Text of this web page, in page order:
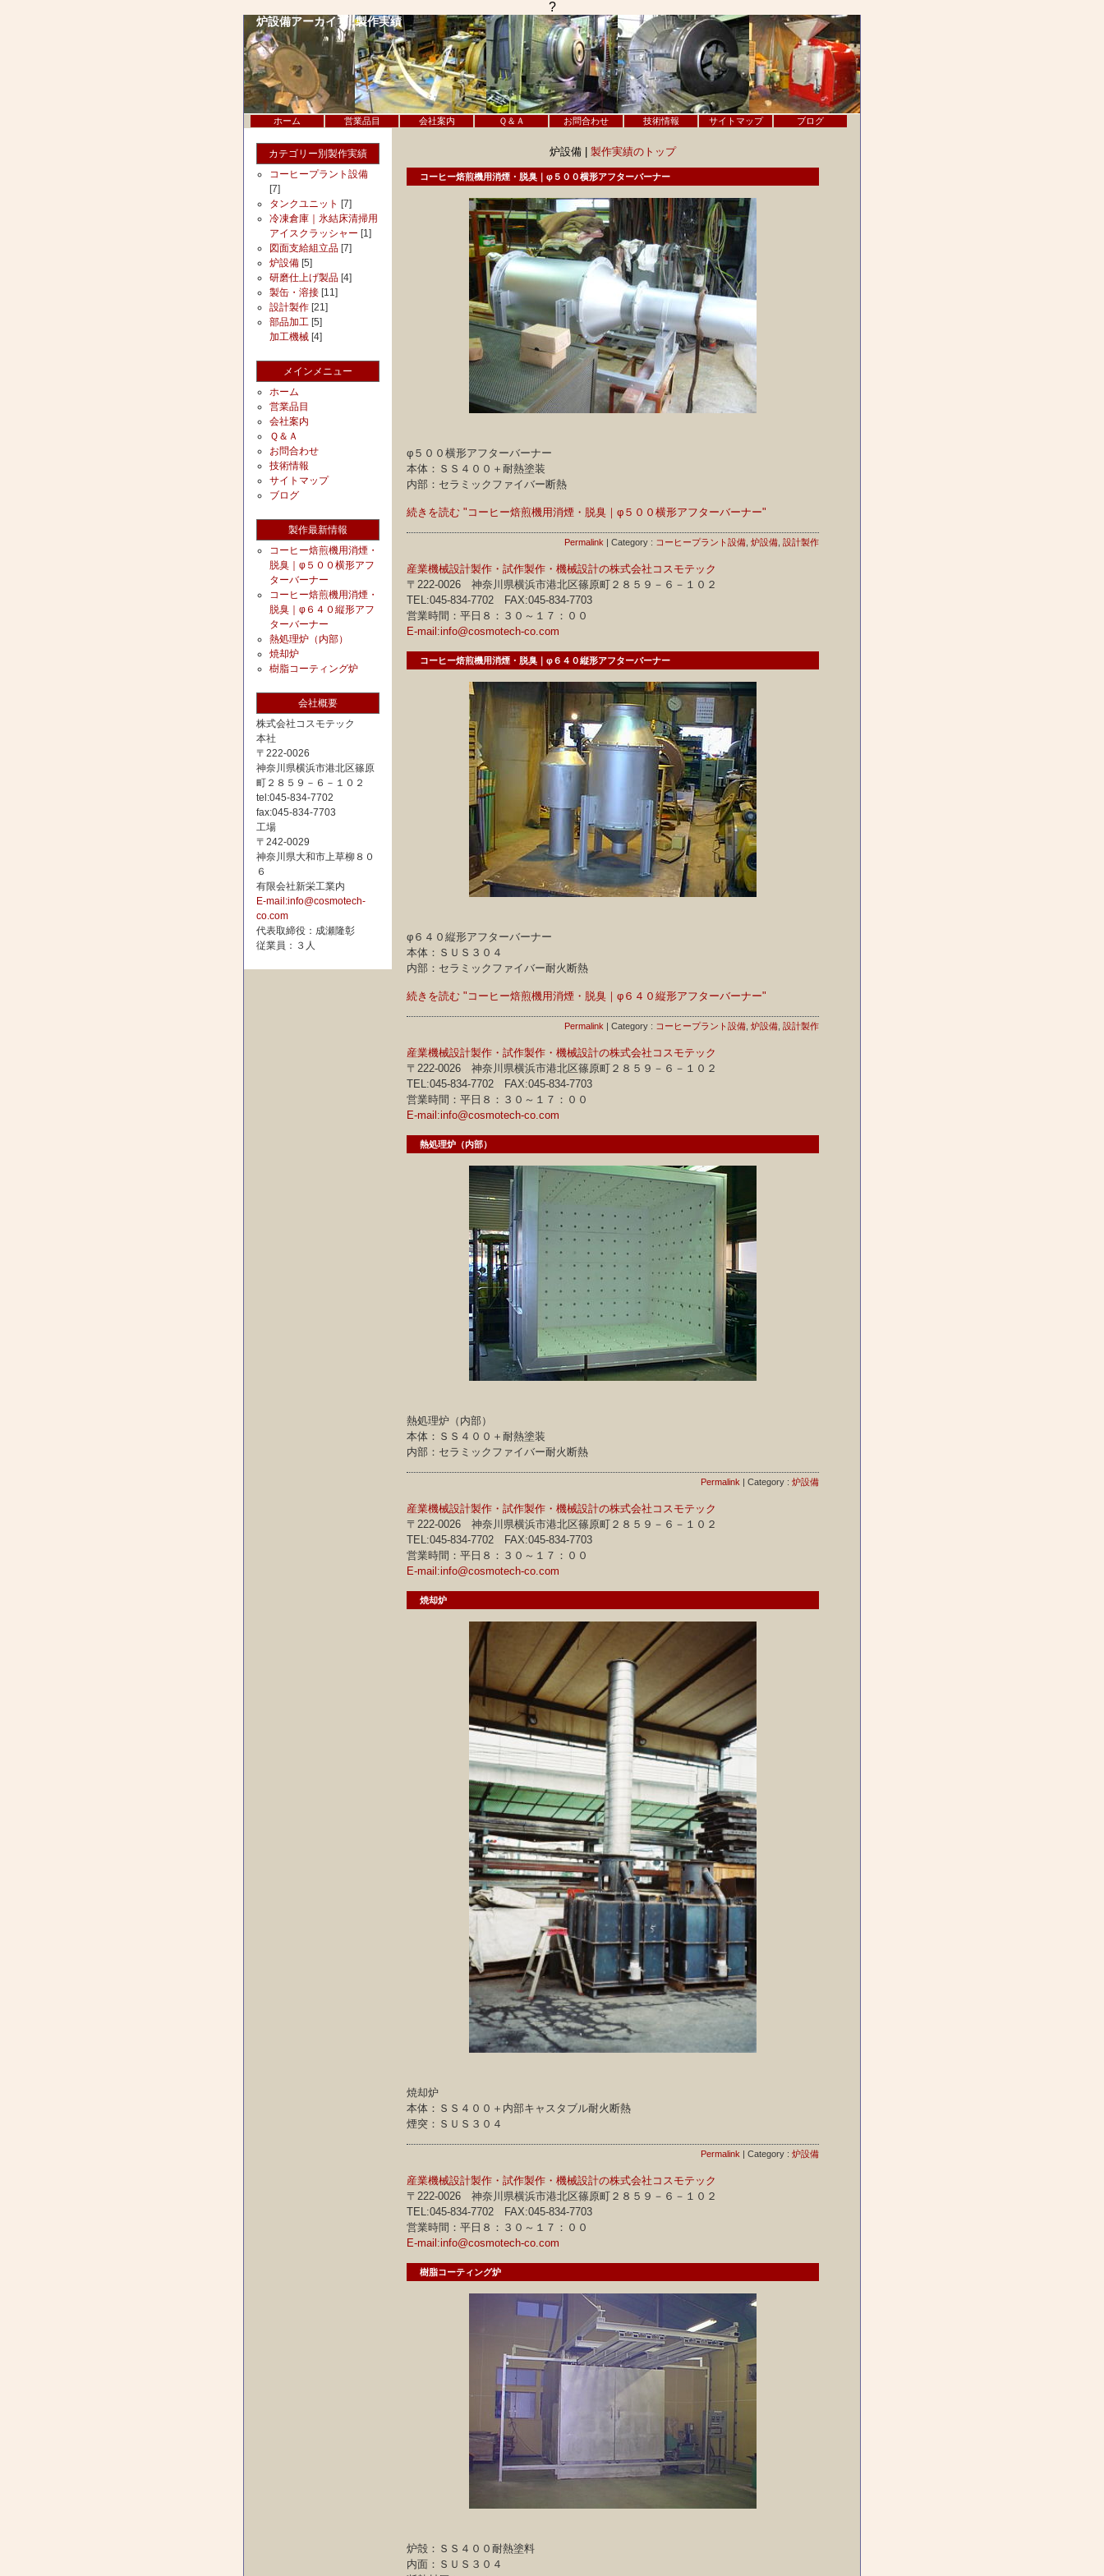
?
炉設備アーカイブ: 製作実績
ホーム 営業品目 会社案内 Ｑ＆Ａ お問合わせ 技術情報 サイトマップ ブログ
カテゴリー別製作実績
コーヒープラント設備
[7]
タンクユニット [7]
冷凍倉庫｜氷結床清掃用
アイスクラッシャー [1]
図面支給組立品 [7]
炉設備 [5]
研磨仕上げ製品 [4]
製缶・溶接 [11]
設計製作 [21]
部品加工 [5]
加工機械 [4]
メインメニュー
ホーム
営業品目
会社案内
Ｑ＆Ａ
お問合わせ
技術情報
サイトマップ
ブログ
製作最新情報
コーヒー焙煎機用消煙・
脱臭｜φ５００横形アフ
ターバーナー
コーヒー焙煎機用消煙・
脱臭｜φ６４０縦形アフ
ターバーナー
熱処理炉（内部）
焼却炉
樹脂コーティング炉
会社概要
株式会社コスモテック
本社
〒222-0026
神奈川県横浜市港北区篠原
町２８５９－６－１０２
tel:045-834-7702
fax:045-834-7703
工場
〒242-0029
神奈川県大和市上草柳８０
６
有限会社新栄工業内
E-mail:info@cosmotech-
co.com
代表取締役：成瀬隆彰
従業員：３人
炉設備 | 製作実績のトップ
コーヒー焙煎機用消煙・脱臭｜φ５００横形アフターバーナー
φ５００横形アフターバーナー
本体：ＳＳ４００＋耐熱塗装
内部：セラミックファイバー断熱
続きを読む "コーヒー焙煎機用消煙・脱臭｜φ５００横形アフターバーナー"
Permalink | Category : コーヒープラント設備 炉設備 設計製作
産業機械設計製作・試作製作・機械設計の株式会社コスモテック
〒222-0026 神奈川県横浜市港北区篠原町２８５９－６－１０２
TEL:045-834-7702 FAX:045-834-7703
営業時間：平日８：３０～１７：００
E-mail:info@cosmotech-co.com
コーヒー焙煎機用消煙・脱臭｜φ６４０縦形アフターバーナー
φ６４０縦形アフターバーナー
本体：ＳＵＳ３０４
内部：セラミックファイバー耐火断熱
続きを読む "コーヒー焙煎機用消煙・脱臭｜φ６４０縦形アフターバーナー"
Permalink | Category : コーヒープラント設備 炉設備 設計製作
産業機械設計製作・試作製作・機械設計の株式会社コスモテック
〒222-0026 神奈川県横浜市港北区篠原町２８５９－６－１０２
TEL:045-834-7702 FAX:045-834-7703
営業時間：平日８：３０～１７：００
E-mail:info@cosmotech-co.com
熱処理炉（内部）
熱処理炉（内部）
本体：ＳＳ４００＋耐熱塗装
内部：セラミックファイバー耐火断熱
Permalink | Category : 炉設備
産業機械設計製作・試作製作・機械設計の株式会社コスモテック
〒222-0026 神奈川県横浜市港北区篠原町２８５９－６－１０２
TEL:045-834-7702 FAX:045-834-7703
営業時間：平日８：３０～１７：００
E-mail:info@cosmotech-co.com
焼却炉
焼却炉
本体：ＳＳ４００＋内部キャスタブル耐火断熱
煙突：ＳＵＳ３０４
Permalink | Category : 炉設備
産業機械設計製作・試作製作・機械設計の株式会社コスモテック
〒222-0026 神奈川県横浜市港北区篠原町２８５９－６－１０２
TEL:045-834-7702 FAX:045-834-7703
営業時間：平日８：３０～１７：００
E-mail:info@cosmotech-co.com
樹脂コーティング炉
炉殻：ＳＳ４００耐熱塗料
内面：ＳＵＳ３０４